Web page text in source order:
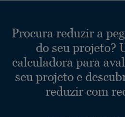
Procura reduzir a
do seu projeto?
calculadora para
seu projeto e
reduzir com